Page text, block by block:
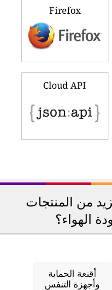
Firefox
Cloud API
من المنتجات
الهواء؟
أقنعة الحماية
وأجهزة التنفس